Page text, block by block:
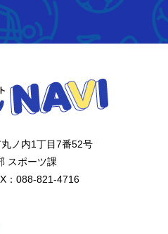
ノ内1丁目7番52号
スポーツ課
：088-821-4716